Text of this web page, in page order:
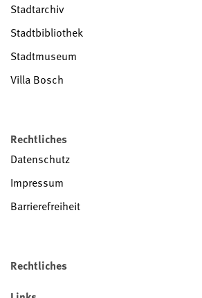
Stadtarchiv
Stadtbibliothek
Stadtmuseum
Villa Bosch
Rechtliches
Datenschutz
Impressum
Barrierefreiheit
Rechtliches